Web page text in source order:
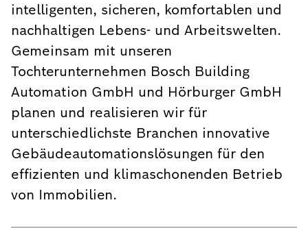
intelligenten, sicheren, komfortablen und
nachhaltigen Lebens- und Arbeitswelten.
Gemeinsam mit unseren
Tochterunternehmen Bosch Building
Automation GmbH und Hörburger GmbH
planen und realisieren wir für
unterschiedlichste Branchen innovative
Gebäudeautomationslösungen für den
effizienten und klimaschonenden Betrieb
von Immobilien.